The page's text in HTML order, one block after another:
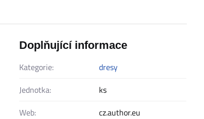
Doplňující informace
Kategorie:
dresy
Jednotka:
ks
Web:
cz.author.eu